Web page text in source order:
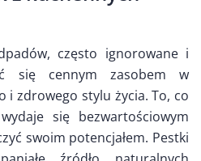
często ignorowane i
się cennym zasobem w
i zdrowego stylu życia. To, co
się bezwartościowym
swoim potencjałem. Pestki